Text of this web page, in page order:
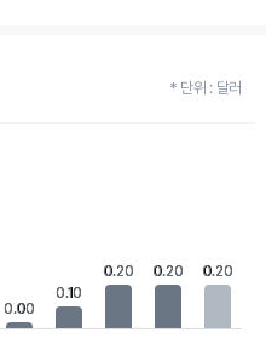
* 단위 : 달러
categories.
0.00
0.00
0.10
0.10
0.20
0.20 0.20
0.20 0.20
0.20